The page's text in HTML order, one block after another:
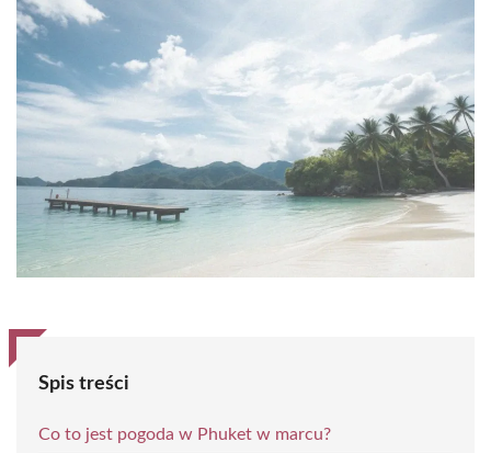
Spis treści
Co to jest pogoda w Phuket w marcu?